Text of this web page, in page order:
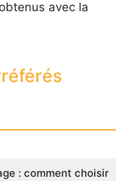
avec la
: comment choisir